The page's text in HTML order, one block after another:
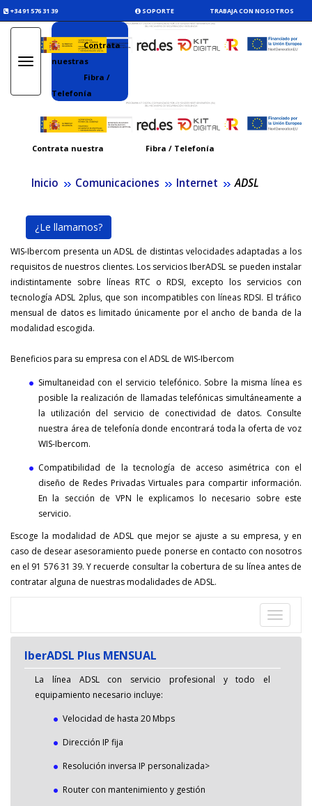
+34 91 576 31 39 SOPORTE TRABAJA CON NOSOTROS
Toggle
Contrata
nuestras
Fibra /
Telefonía
Contrata nuestra Fibra / Telefonía
Inicio Comunicaciones Internet ADSL
¿Le llamamos?
WIS-Ibercom presenta un ADSL de distintas velocidades adaptadas a los
requisitos de nuestros clientes. Los servicios IberADSL se pueden instalar
indistintamente sobre líneas RTC o RDSI, excepto los servicios con
tecnología ADSL 2plus, que son incompatibles con líneas RDSI. El tráfico
mensual de datos es limitado únicamente por el ancho de banda de la
modalidad escogida.
Beneficios para su empresa con el ADSL de WIS-Ibercom
Simultaneidad con el servicio telefónico. Sobre la misma línea es
posible la realización de llamadas telefónicas simultáneamente a
la utilización del servicio de conectividad de datos. Consulte
nuestra área de telefonía donde encontrará toda la oferta de voz
WIS-Ibercom.
Compatibilidad de la tecnología de acceso asimétrica con el
diseño de Redes Privadas Virtuales para compartir información.
En la sección de VPN le explicamos lo necesario sobre este
servicio.
Escoge la modalidad de ADSL que mejor se ajuste a su empresa, y en
caso de desear asesoramiento puede ponerse en contacto con nosotros
en el 91 576 31 39. Y recuerde consultar la cobertura de su línea antes de
contratar alguna de nuestras modalidades de ADSL.
IberADSL Plus MENSUAL
La línea ADSL con servicio profesional y todo el
equipamiento necesario incluye:
Velocidad de hasta 20 Mbps
Dirección IP fija
Resolución inversa IP personalizada>
Router con mantenimiento y gestión